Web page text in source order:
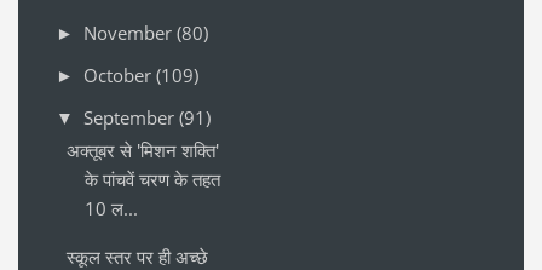
► November (80)
► October (109)
▼ September (91)
अक्तूबर से 'मिशन शक्ति'
के पांचवें चरण के तहत
10 ल...
स्कूल स्तर पर ही अच्छे